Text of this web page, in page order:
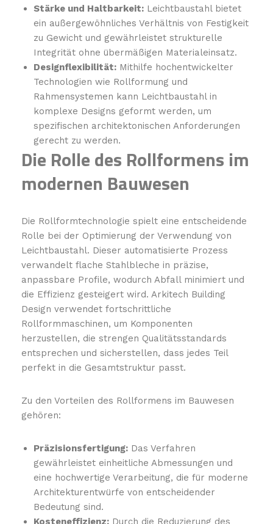
Stärke und Haltbarkeit: Leichtbaustahl bietet
ein außergewöhnliches Verhältnis von Festigkeit
zu Gewicht und gewährleistet strukturelle
Integrität ohne übermäßigen Materialeinsatz.
Designflexibilität: Mithilfe hochentwickelter
Technologien wie Rollformung und
Rahmensystemen kann Leichtbaustahl in
komplexe Designs geformt werden, um
spezifischen architektonischen Anforderungen
gerecht zu werden.
Die Rolle des Rollformens im
modernen Bauwesen
Die Rollformtechnologie spielt eine entscheidende
Rolle bei der Optimierung der Verwendung von
Leichtbaustahl. Dieser automatisierte Prozess
verwandelt flache Stahlbleche in präzise, ​​
anpassbare Profile, wodurch Abfall minimiert und
die Effizienz gesteigert wird. Arkitech Building
Design verwendet fortschrittliche
Rollformmaschinen, um Komponenten
herzustellen, die strengen Qualitätsstandards
entsprechen und sicherstellen, dass jedes Teil
perfekt in die Gesamtstruktur passt.
Zu den Vorteilen des Rollformens im Bauwesen
gehören:
Präzisionsfertigung: Das Verfahren
gewährleistet einheitliche Abmessungen und
eine hochwertige Verarbeitung, die für moderne
Architekturentwürfe von entscheidender
Bedeutung sind.
Kosteneffizienz: Durch die Reduzierung des